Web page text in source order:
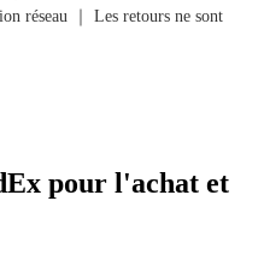
réseau ｜ Les retours ne sont
pour l'achat et